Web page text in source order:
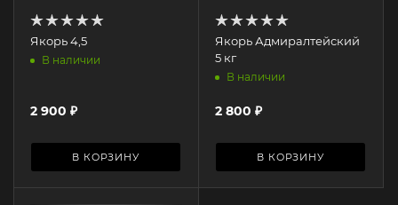
Якорь 4,5
В наличии
2 900 ₽
В КОРЗИНУ
Якорь Адмиралтейский
5 кг
В наличии
2 800 ₽
В КОРЗИНУ